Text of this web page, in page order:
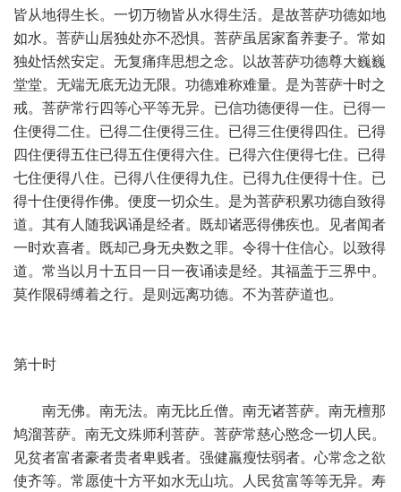
皆从地得生长。一切万物皆从水得生活。是故菩萨功德如地
如水。菩萨山居独处亦不恐惧。菩萨虽居家畜养妻子。常如
独处恬然安定。无复痛痒思想之念。以故菩萨功德尊大巍巍
堂堂。无端无底无边无限。功德难称难量。是为菩萨十时之
戒。菩萨常行四等心平等无异。已信功德便得一住。已得一
住便得二住。已得二住便得三住。已得三住便得四住。已得
四住便得五住已得五住便得六住。已得六住便得七住。已得
七住便得八住。已得八住便得九住。已得九住便得十住。已
得十住便得作佛。便度一切众生。是为菩萨积累功德自致得
道。其有人随我讽诵是经者。既却诸恶得佛疾也。见者闻者
一时欢喜者。既却己身无央数之罪。令得十住信心。以致得
道。常当以月十五日一日一夜诵读是经。其福盖于三界中。
莫作限碍缚着之行。是则远离功德。不为菩萨道也。
第十时
南无佛。南无法。南无比丘僧。南无诸菩萨。南无檀那
鸠溜菩萨。南无文殊师利菩萨。菩萨常慈心愍念一切人民。
见贫者富者豪者贵者卑贱者。强健羸瘦怯弱者。心常念之欲
使齐等。常愿使十方平如水无山坑。人民贫富等等无异。寿